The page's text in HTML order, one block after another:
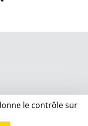
le contrôle sur